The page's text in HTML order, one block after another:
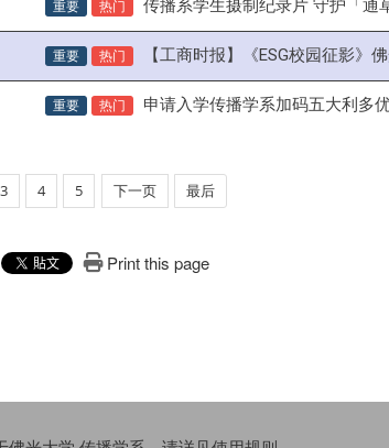
重要 热门 传播系学生摄制纪录片 守护「通
重要 热门 【工商时报】《ESG校园征影》
重要 热门 申请入学传播学系加码五大利多
3 4 5 下一页 最后
Print this page